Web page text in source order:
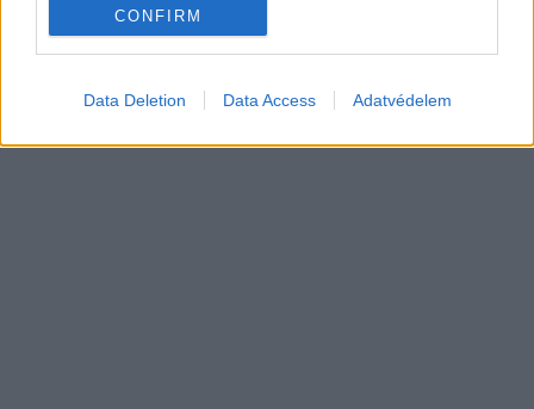
CONFIRM
Data Deletion Data Access Adatvédelem